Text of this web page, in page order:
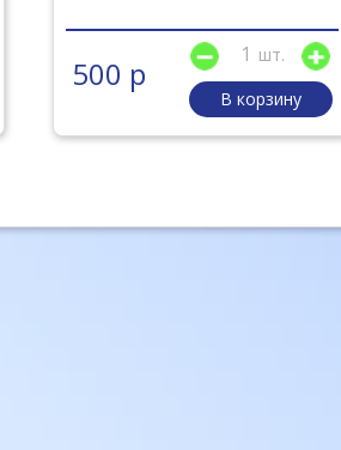
500 р
шт.
В корзину